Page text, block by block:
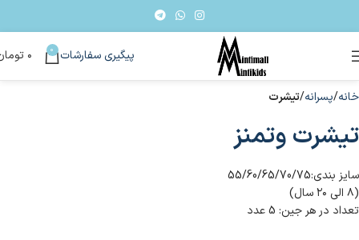
پیگیری سفارشات 0 ۰
خانه پسرانه تیشرت
تیشرت وتمنز
سایز بندی:55/60/65/70/75
(۸ الی ۲۰ سال)
تعداد در هر جین: 5 عدد